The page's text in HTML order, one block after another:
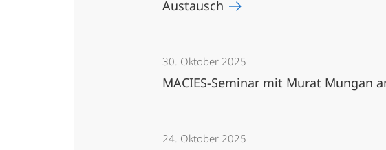
Austausch
30. Oktober 2025
MACIES-Seminar mit Murat Mungan
24. Oktober 2025